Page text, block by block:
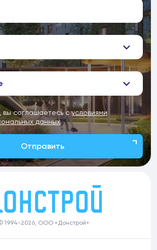
вы соглашаетесь сусловиями
данных
Отправить
1994-2026, ООО «Донстрой»